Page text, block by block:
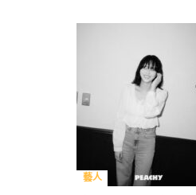
藝人